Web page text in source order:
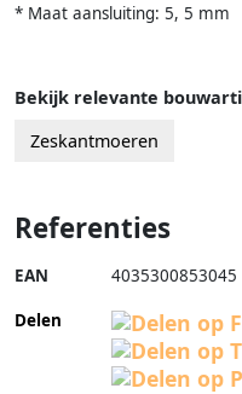
* Maat aansluiting: 5, 5 mm
Bekijk relevante
Zeskantmoeren
Referenties
EAN 4035300853045
Delen